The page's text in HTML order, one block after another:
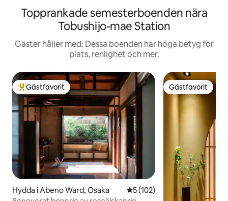
Topprankade semesterboenden nära
Tobushijo-mae Station
Gäster håller med: Dessa boenden har höga betyg för
plats, renlighet och mer.
Populär gästfavorit
Gästfavorit
Hydda i Abeno Ward, Osaka 5 av 5 i genomsnittligt
5 (102)
Gästfavorit
Gästfavorit